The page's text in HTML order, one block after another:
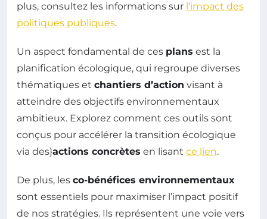
plus, consultez les informations sur l’impact des
politiques publiques.
Un aspect fondamental de ces plans est la
planification écologique, qui regroupe diverses
thématiques et chantiers d’action visant à
atteindre des objectifs environnementaux
ambitieux. Explorez comment ces outils sont
conçus pour accélérer la transition écologique
via des}actions concrètes en lisant ce lien.
De plus, les co-bénéfices environnementaux
sont essentiels pour maximiser l’impact positif
de nos stratégies. Ils représentent une voie vers